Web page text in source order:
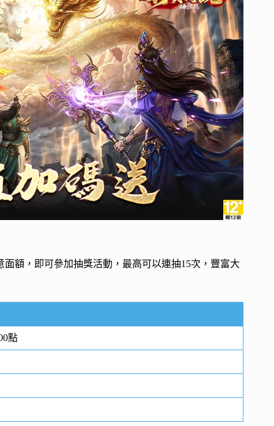
面額，即可參加抽獎活動，最高可以連抽15次，豐富大
點